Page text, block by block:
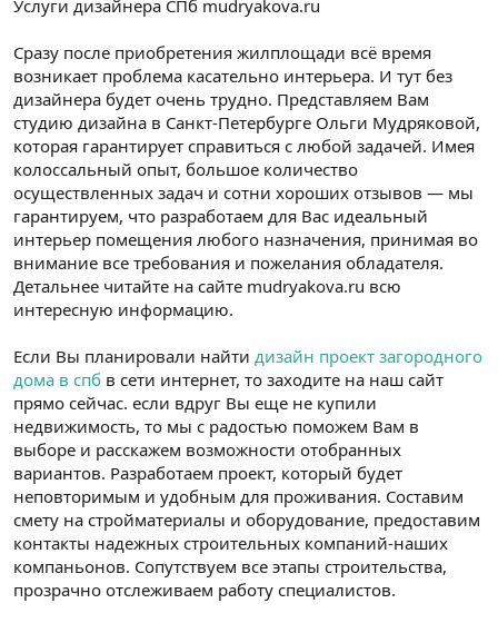
t
n
i
i
Услуги дизайнера СПб mudryakova.ru
Сразу после приобретения жилплощади всё время
возникает проблема касательно интерьера. И тут без
дизайнера будет очень трудно. Представляем Вам
студию дизайна в Санкт-Петербурге Ольги Мудряковой,
которая гарантирует справиться с любой задачей. Имея
колоссальный опыт, большое количество
осуществленных задач и сотни хороших отзывов — мы
гарантируем, что разработаем для Вас идеальный
интерьер помещения любого назначения, принимая во
внимание все требования и пожелания обладателя.
Детальнее читайте на сайте mudryakova.ru всю
интересную информацию.
Если Вы планировали найти дизайн проект загородного
дома в спб в сети интернет, то заходите на наш сайт
прямо сейчас. если вдруг Вы еще не купили
недвижимость, то мы с радостью поможем Вам в
выборе и расскажем возможности отобранных
вариантов. Разработаем проект, который будет
неповторимым и удобным для проживания. Составим
смету на стройматериалы и оборудование, предоставим
контакты надежных строительных компаний-наших
компаньонов. Сопутствуем все этапы строительства,
прозрачно отслеживаем работу специалистов.